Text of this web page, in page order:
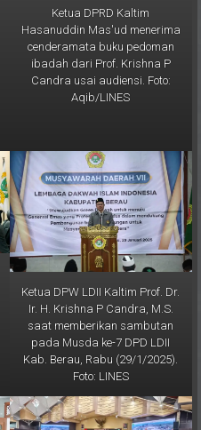
Ketua DPRD Kaltim
Hasanuddin Mas'ud menerima
cenderamata buku pedoman
ibadah dari Prof. Krishna P
Candra usai audiensi. Foto:
Ketua DPW LDII Kaltim Prof. Dr.
Ir. H. Krishna P Candra, M.S.
saat memberikan sambutan
pada Musda ke-7 DPD LDII
Kab. Berau, Rabu (29/1/2025).
Foto: LINES